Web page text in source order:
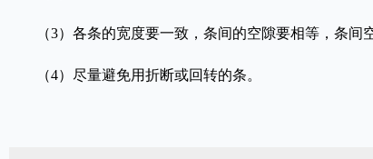
（3）各条的宽度要一致，条间的空隙要相等，条间
（4）尽量避免用折断或回转的条。